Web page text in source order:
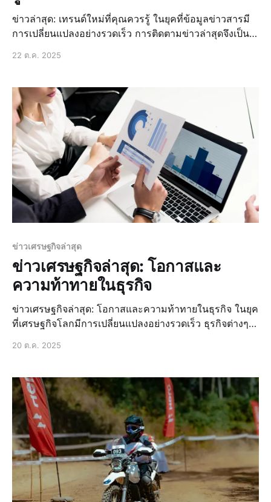
ข่าวล่าสุด: เทรนด์ใหม่ที่คุณควรรู้ ในยุคที่ข้อมูลข่าวสารมี
การเปลี่ยนแปลงอย่างรวดเร็ว การติดตามข่าวล่าสุดจึงเป็น
ขึ้นในโลกใบนี้ ไม่ว่าจะเป็นข่าวด่วน ข่าวสด ข่
22 ต.ค. 2025
ข่าวเศรษฐกิจล่าสุด
ข่าวเศรษฐกิจล่าสุด: โอกาสและ
ความท้าทายในธุรกิจ
ข่าวเศรษฐกิจล่าสุด: โอกาสและความท้าทายในธุรกิจ ในยุค
ที่เศรษฐกิจโลกมีการเปลี่ยนแปลงอย่างรวดเร็ว ธุรกิจต่างๆ
20 ต.ค. 2025